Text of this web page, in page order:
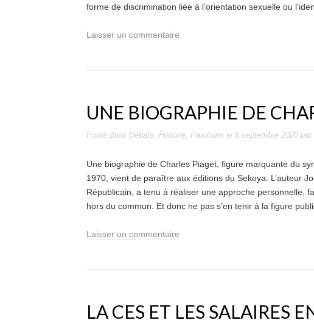
forme de discrimination liée à l’orientation sexuelle ou
Laisser un commentaire
UNE BIOGRAPHIE DE
Posté dans Débats, Histoire, Parutions le 8 septembre 2020 par
Une biographie de Charles Piaget, figure marquante du
1970, vient de paraître aux éditions du Sekoya. L’auteur
Républicain, a tenu à réaliser une approche personnelle,
hors du commun. Et donc ne pas s’en tenir à la figure
Laisser un commentaire
LA CES ET LES SALAIRES